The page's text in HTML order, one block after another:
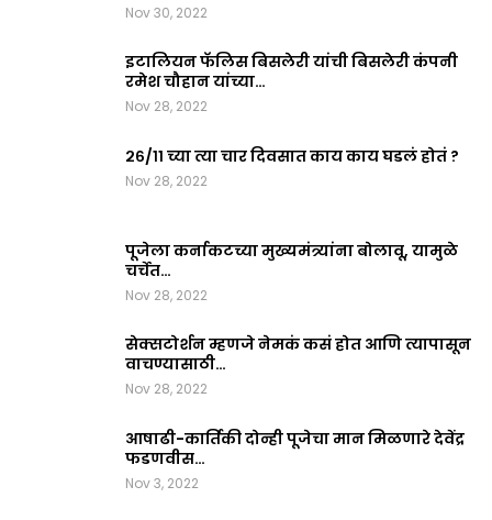
Nov 30, 2022
इटालियन फॅलिस बिसलेरी यांची बिसलेरी कंपनी
रमेश चौहान यांच्या…
Nov 28, 2022
२६/११ च्या त्या चार दिवसात काय काय घडलं होतं ?
Nov 28, 2022
पूजेला कर्नाकटच्या मुख्यमंत्र्यांना बोलावू, यामुळे
चर्चेत…
Nov 28, 2022
सेक्सटोर्शन म्हणजे नेमकं कसं होत आणि त्यापासून
वाचण्यासाठी…
Nov 28, 2022
आषाढी-कार्तिकी दोन्ही पूजेचा मान मिळणारे देवेंद्र
फडणवीस…
Nov 3, 2022